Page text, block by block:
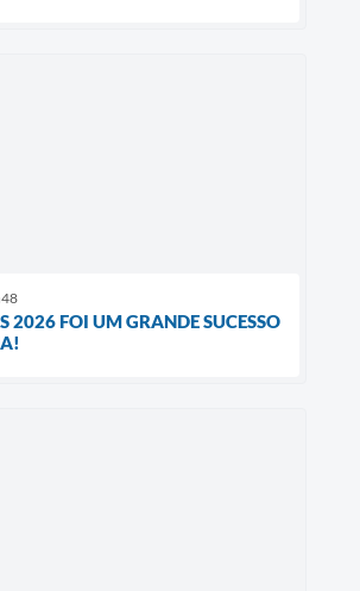
2026 FOI UM GRANDE SUCESSO